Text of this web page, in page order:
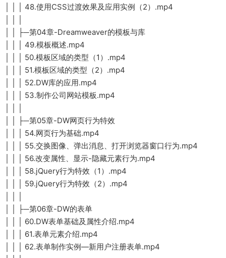
│ │ │ 48.使用CSS过渡效果及应用实例（2）.mp4
│ │ ├─第04章-Dreamweaver的模板与库
│ │ │ 49.模板概述.mp4
│ │ │ 50.模板区域的类型（1）.mp4
│ │ │ 51.模板区域的类型（2）.mp4
│ │ │ 52.DW库的应用.mp4
│ │ │ 53.制作公司网站模板.mp4
│ │ ├─第05章-DW网页行为特效
│ │ │ 54.网页行为基础.mp4
│ │ │ 55.交换图像、弹出消息、打开浏览器窗口行为.mp4
│ │ │ 56.改变属性、显示-隐藏元素行为.mp4
│ │ │ 58.jQuery行为特效（1）.mp4
│ │ │ 59.jQuery行为特效（2）.mp4
│ │ ├─第06章-DW的表单
│ │ │ 60.DW表单基础及属性介绍.mp4
│ │ │ 61.表单元素介绍.mp4
│ │ │ 62.表单制作实例—新用户注册表单.mp4